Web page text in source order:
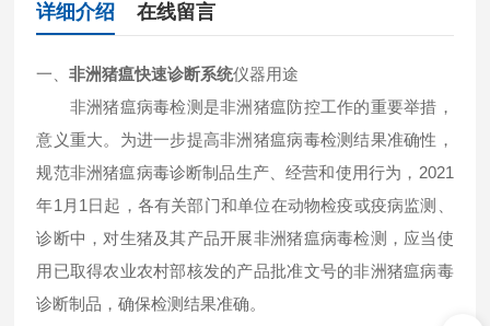
详细介绍 在线留言
一、非洲猪瘟快速诊断系统仪器用途
非洲猪瘟病毒检测是非洲猪瘟防控工作的重要举措，
意义重大。为进一步提高非洲猪瘟病毒检测结果准确性，
规范非洲猪瘟病毒诊断制品生产、经营和使用行为，2021
年1月1日起，各有关部门和单位在动物检疫或疫病监测、
诊断中，对生猪及其产品开展非洲猪瘟病毒检测，应当使
用已取得农业农村部核发的产品批准文号的非洲猪瘟病毒
诊断制品，确保检测结果准确。